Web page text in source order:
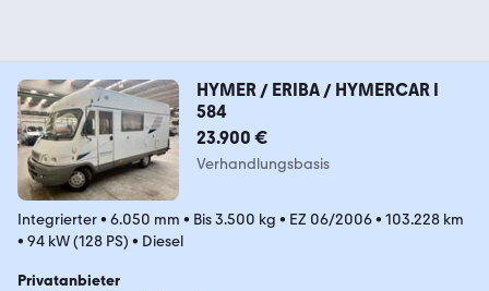
HYMER / ERIBA / HYMERCAR I
584
23.900 €
Verhandlungsbasis
Integrierter• 6.050 mm • Bis 3.500 kg • EZ 06/2006• 103.228 km
• 94 kW (128 PS) • Diesel
Privatanbieter